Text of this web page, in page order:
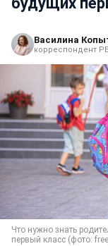
Василина
корреспондент
Что нужно знать
первый класс (фото: